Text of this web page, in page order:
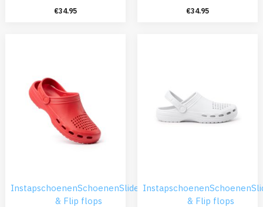
€34.95 €34.95
InstapschoenenSchoenenSliders
& Flip flops
InstapschoenenSchoenen
& Flip flops